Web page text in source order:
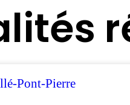
Pont-Pierre